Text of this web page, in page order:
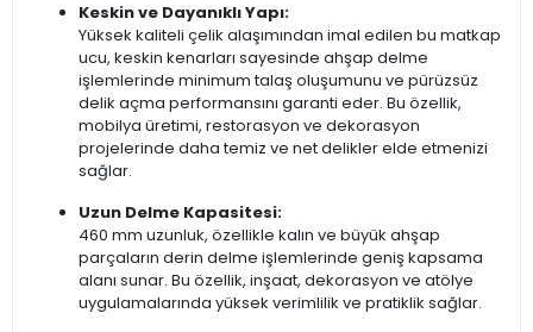
Keskin ve Dayanıklı Yapı:
Yüksek kaliteli çelik alaşımından imal edilen bu matkap
ucu, keskin kenarları sayesinde ahşap delme
işlemlerinde minimum talaş oluşumunu ve pürüzsüz
delik açma performansını garanti eder. Bu özellik,
mobilya üretimi, restorasyon ve dekorasyon
projelerinde daha temiz ve net delikler elde etmenizi
sağlar.
Uzun Delme Kapasitesi:
460 mm uzunluk, özellikle kalın ve büyük ahşap
parçaların derin delme işlemlerinde geniş kapsama
alanı sunar. Bu özellik, inşaat, dekorasyon ve atölye
uygulamalarında yüksek verimlilik ve pratiklik sağlar.